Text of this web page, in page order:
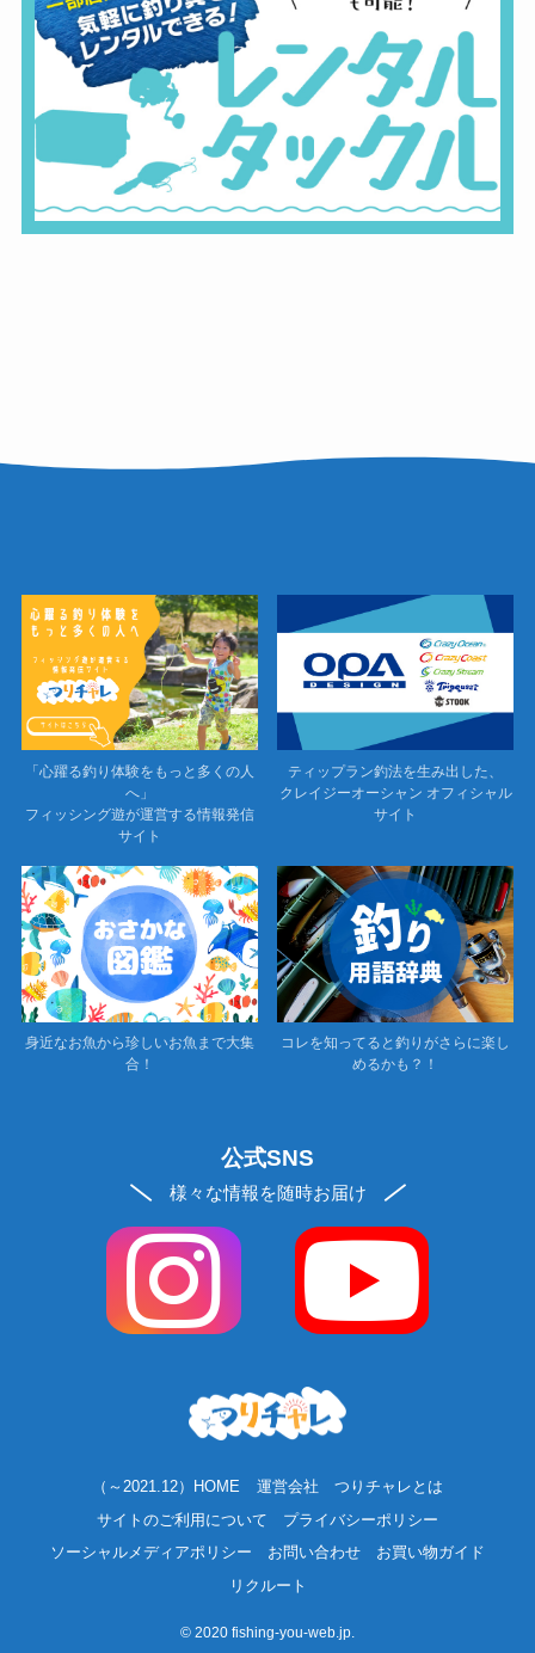
「心躍る釣り体験をもっと多くの人
へ」
フィッシング遊が運営する情報発信
サイト
ティップラン釣法を生み出した、
クレイジーオーシャン オフィシャル
サイト
身近なお魚から珍しいお魚まで大集
合！
コレを知ってると釣りがさらに楽し
めるかも？！
公式SNS
様々な情報を随時お届け
（～2021.12）HOME 運営会社
つりチャレとは
サイトのご利用について
プライバシーポリシー
ソーシャルメディアポリシー
お問い合わせ
お買い物ガイド
リクルート
© 2020 fishing-you-web.jp.